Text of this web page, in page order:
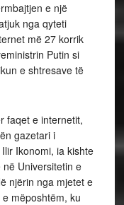
e një
nga qyteti
më 27 korrik
Putin si
e shtresave të
faqet e internetit,
gazetari i
Ikonomi, ia kishte
Universitetin e
njërin nga mjetet e
mëposhtëm, ku